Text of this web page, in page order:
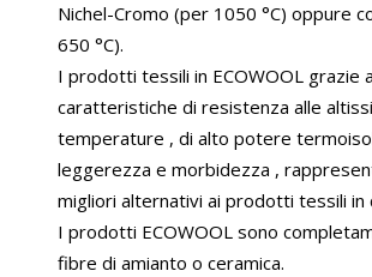
Nichel-Cromo (per 1050 °C) oppure
650 °C).
I prodotti tessili in ECOWOOL grazie
caratteristiche di resistenza alle
temperature , di alto potere
leggerezza e morbidezza ,
migliori alternativi ai prodotti tessili in
I prodotti ECOWOOL sono
fibre di amianto o ceramica.